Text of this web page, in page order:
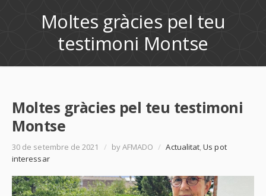
Moltes gràcies pel teu
testimoni Montse
Moltes gràcies pel teu testimoni
Montse
30 de setembre de 2021 / by AFMADO / Actualitat,Us pot
interessar